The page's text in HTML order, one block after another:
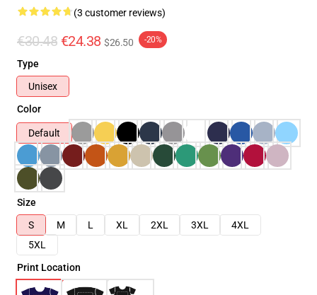
(3 customer reviews)
€30.48 €24.38 $26.50 -20%
Type
Unisex
Color
Default
Size
S
M L XL 2XL 3XL
4XL
5XL
Print Location